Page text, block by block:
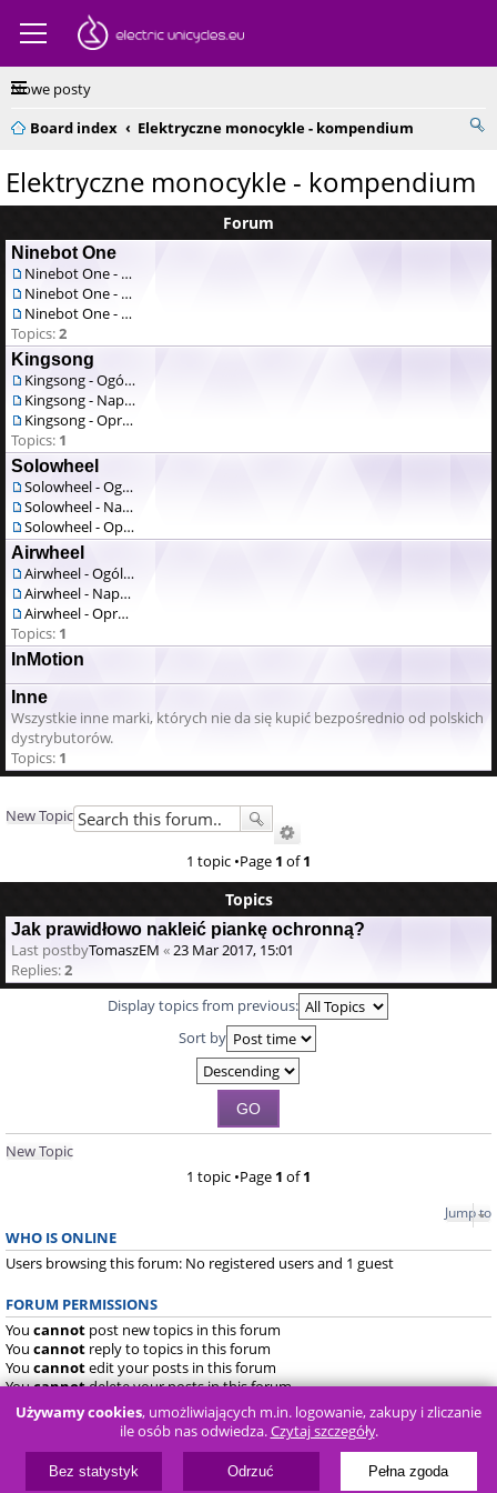
Nowe posty
Board index
Elektryczne monocykle - kompendium
Elektryczne monocykle - kompendium
Forum
Ninebot One
Ninebot One - Ogólne
Ninebot One - Naprawa / serwis
Ninebot One - Oprogramowanie
Topics:2
Kingsong
Kingsong - Ogólne
Kingsong - Naprawa / serwis
Kingsong - Oprogramowanie
Topics: 1
Solowheel
Solowheel - Ogólne
Solowheel - Naprawa / serwis
Solowheel - Oprogramowanie
Airwheel
Airwheel - Ogólne
Airwheel - Naprawa / serwis
Airwheel - Oprogramowanie
Topics: 1
InMotion
Inne
Wszystkie inne marki, których nie da się kupić bezpośrednio od polskich
dystrybutorów.
Topics: 1
New Topic
1 topic •Page 1 of1
Topics
Jak prawidłowo nakleić piankę ochronną?
Last postbyTomaszEM «23 Mar 2017, 15:01
Replies:2
Display topics from previous:
Sort by
New Topic
1 topic •Page 1 of1
Jump to
WHO IS ONLINE
Users browsing this forum: No registered users and 1 guest
FORUM PERMISSIONS
You cannot post new topics in this forum
You cannot reply to topics in this forum
You cannotedit your posts in this forum
Youcannotdelete your posts in this forum
Youcannotpost attachments in this forum
Powered by ® Forum Software © phpBB Limited
Używamy cookies, umożliwiających m.in. logowanie, zakupy i zliczanie
ile osób nas odwiedza.Czytaj szczegóły.
Bez statystyk Odrzuć Pełna zgoda